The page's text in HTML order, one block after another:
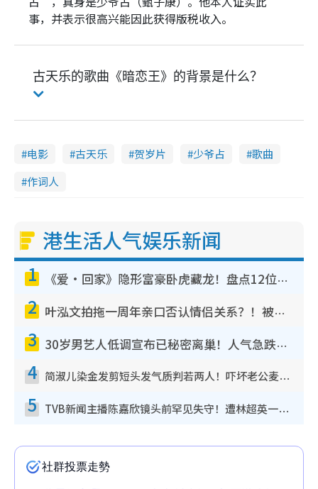
事，并表示很高兴能因此获得版税收入。
古天乐的歌曲《暗恋王》的背景是什么？
电影 古天乐 贺岁片 少爷占
歌曲
作词人
港生活人气娱乐新闻
1 《爱·回家》隐形富豪卧虎藏龙！盘点12位财气逼人的有钱艺人：这位美女3亿身家不愁做
2 叶泓文拍拖一周年亲口否认情侣关系？！被质疑感情造假竟称GM“普通同事”
3 30岁男艺人低调宣布已秘密离巢！人气急跌变失踪人口：“这几年过得并不容易”
4 简淑儿染金发剪短头发气质判若两人！吓坏老公麦大力都认不出：“你做什么？”
5 TVB新闻主播陈嘉欣镜头前罕见失守！遭林超英一句话突袭吓坏当场大笑